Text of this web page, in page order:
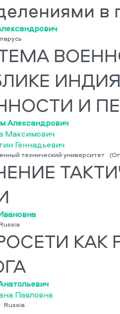
в
И
Александрович
Максимович
Геннадьевич
технический университет
КАК
Павловна
Russia